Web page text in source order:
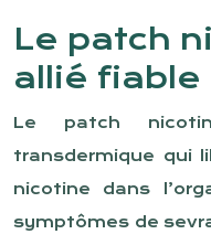
Le patch
allié fiable
Le patch
transdermique qui
nicotine dans
symptômes de